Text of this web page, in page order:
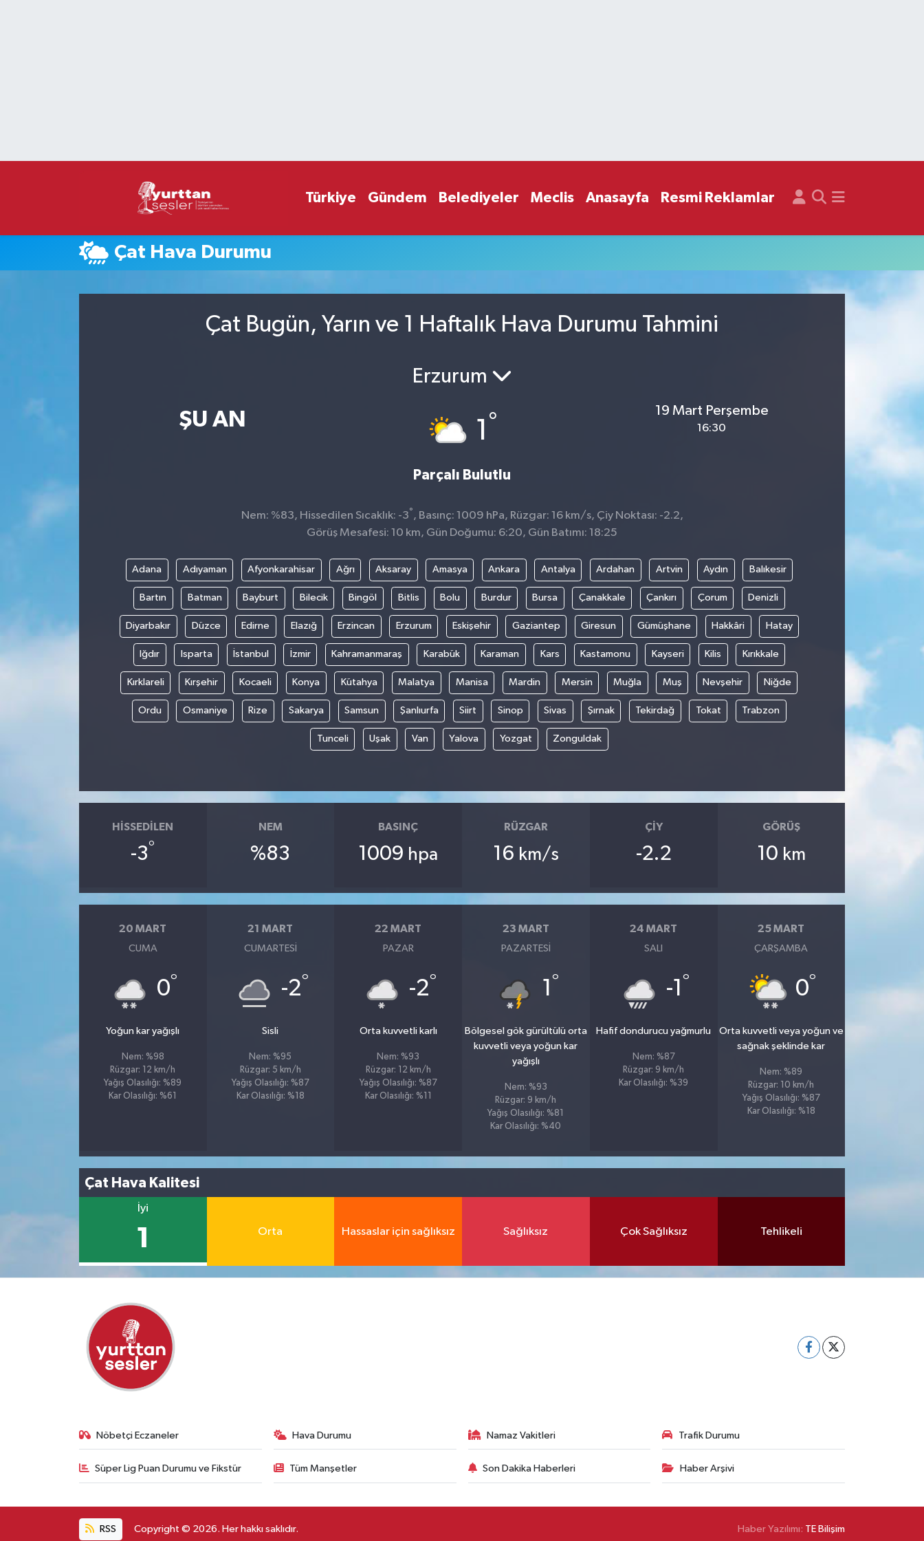
Türkiye Gündem Belediyeler Meclis Anasayfa Resmi Reklamlar
Çat Hava Durumu
Çat Bugün, Yarın ve 1 Haftalık Hava Durumu Tahmini
ŞU AN
Erzurum
1 °
Parçalı Bulutlu
19 Mart Perşembe
16:30
Nem: %83, Hissedilen Sıcaklık: -3° , Basınç: 1009 hPa, Rüzgar: 16 km/s, Çiy Noktası: -2.2,
Görüş Mesafesi: 10 km, Gün Doğumu: 6:20, Gün Batımı: 18:25
Adana Adıyaman Afyonkarahisar Ağrı Aksaray Amasya Ankara Antalya Ardahan Artvin Aydın Balıkesir
Bartın Batman Bayburt Bilecik Bingöl Bitlis Bolu Burdur Bursa Çanakkale Çankırı Çorum Denizli
Diyarbakır Düzce Edirne Elazığ Erzincan Erzurum Eskişehir Gaziantep Giresun Gümüşhane Hakkâri Hatay
Iğdır Isparta İstanbul İzmir Kahramanmaraş Karabük Karaman Kars Kastamonu Kayseri Kilis Kırıkkale
Kırklareli Kırşehir Kocaeli Konya Kütahya Malatya Manisa Mardin Mersin Muğla Muş Nevşehir Niğde
Ordu Osmaniye Rize Sakarya Samsun Şanlıurfa Siirt Sinop Sivas Şırnak Tekirdağ Tokat Trabzon
Tunceli Uşak Van Yalova Yozgat Zonguldak
HISSEDILEN
-3°
NEM
%83
BASINÇ
1009 hpa
RÜZGAR
16 km/s
ÇIY
-2.2
GÖRÜŞ
10 km
20 MART
CUMA
0°
Yoğun kar yağışlı
Nem: %98
Rüzgar: 12 km/h
Yağış Olasılığı: %89
Kar Olasılığı: %61
21 MART
CUMARTESI
-2°
Sisli
Nem: %95
Rüzgar: 5 km/h
Yağış Olasılığı: %87
Kar Olasılığı: %18
22 MART
PAZAR
-2°
Orta kuvvetli karlı
Nem: %93
Rüzgar: 12 km/h
Yağış Olasılığı: %87
Kar Olasılığı: %11
23 MART
PAZARTESI
1 °
Bölgesel gök gürültülü orta
kuvvetli veya yoğun kar
yağışlı
Nem: %93
Rüzgar: 9 km/h
Yağış Olasılığı: %81
Kar Olasılığı: %40
24 MART
SALI
-1 °
Hafif dondurucu yağmurlu
Nem: %87
Rüzgar: 9 km/h
Kar Olasılığı: %39
25 MART
ÇARŞAMBA
0°
Orta kuvvetli veya yoğun ve
sağnak şeklinde kar
Nem: %89
Rüzgar: 10 km/h
Yağış Olasılığı: %87
Kar Olasılığı: %18
Çat Hava Kalitesi
İyi
1 Orta Hassaslar için sağlıksız Sağlıksız Çok Sağlıksız Tehlikeli
Nöbetçi Eczaneler Hava Durumu Namaz Vakitleri Trafik Durumu
Süper Lig Puan Durumu ve Fikstür Tüm Manşetler Son Dakika Haberleri Haber Arşivi
RSS Copyright © 2026. Her hakkı saklıdır. Haber Yazılımı: TE Bilişim
Süper Lig Puan Durumu ve Fikstür
Son Dakika Haberleri
Haber Arşivi